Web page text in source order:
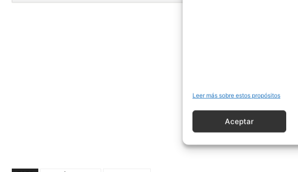
Leer más sobre estos propósitos
Aceptar